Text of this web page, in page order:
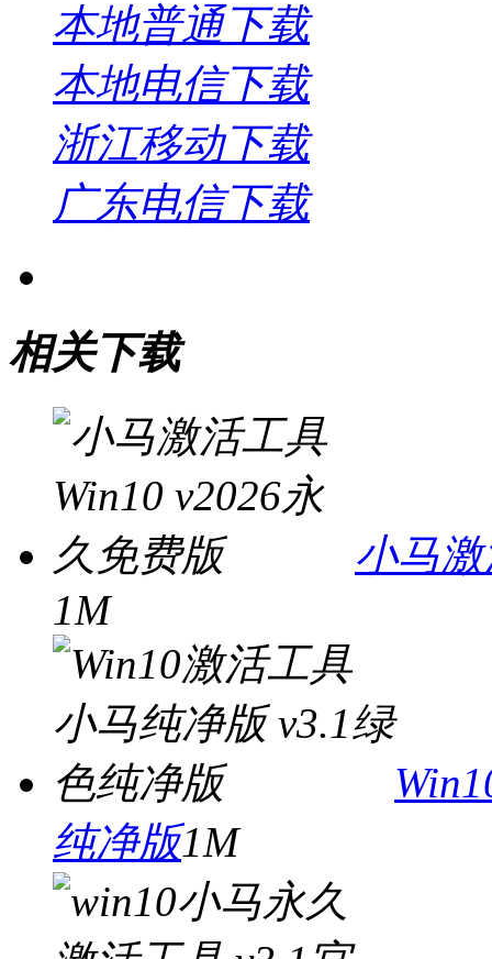
本地普通下载
本地电信下载
浙江移动下载
广东电信下载
相关下载
小马
1M
纯净版1M